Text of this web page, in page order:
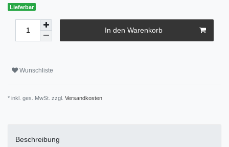
Lieferbar
In den Warenkorb
Wunschliste
* inkl. ges. MwSt. zzgl. Versandkosten
Beschreibung